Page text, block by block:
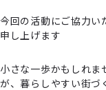
今回の活動にご協力い
申し上げます
小さな一歩かもしれま
が、暮らしやすい街づ